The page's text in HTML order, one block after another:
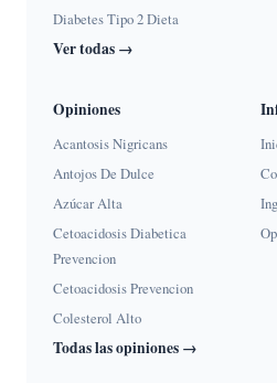
Diabetes Tipo 2 Dieta
Ver todas →
Opiniones
Acantosis Nigricans
Antojos De Dulce
Azúcar Alta
Cetoacidosis Diabetica
Prevencion
Cetoacidosis Prevencion
Colesterol Alto
Todas las opiniones →